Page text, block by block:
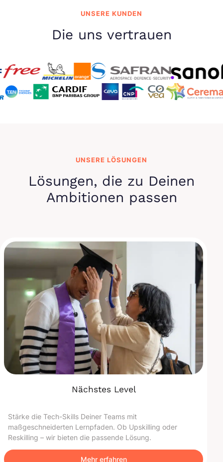
UNSERE KUNDEN
Die uns vertrauen
UNSERE LÖSUNGEN
Lösungen, die zu Deinen
Ambitionen passen
Nächstes Level
Stärke die Tech-Skills Deiner Teams mit
maßgeschneiderten Lernpfaden. Ob Upskilling oder
Reskilling – wir bieten die passende Lösung.
Mehr erfahren